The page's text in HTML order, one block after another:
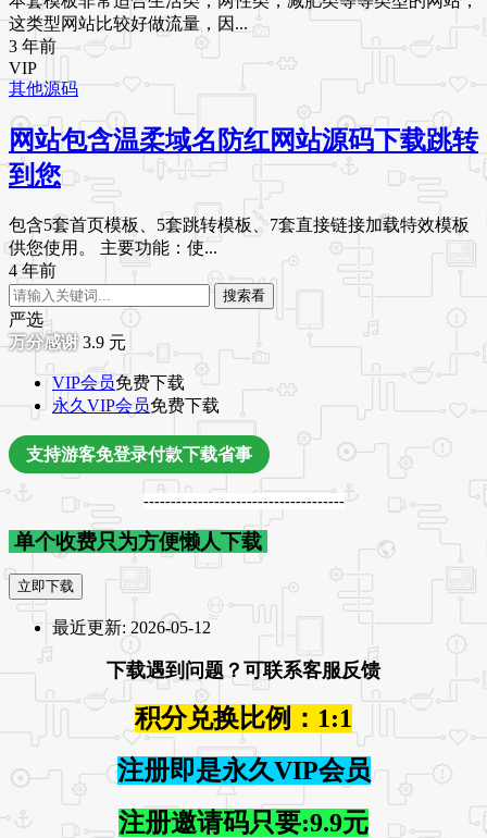
这类型网站比较好做流量，因...
3 年前
VIP
其他源码
网站包含温柔域名防红网站源码下载跳转
到您
包含5套首页模板、5套跳转模板、7套直接链接加载特效模板
供您使用。 主要功能：使...
4 年前
搜索看
严选
3.9 元
VIP会员免费下载
永久VIP会员免费下载
支持游客免登录付款下载省事
-------------------------------------
单个收费只为方便懒人下载
立即下载
最近更新: 2026-05-12
下载遇到问题？可联系客服反馈
积分兑换比例：1:1
注册即是永久VIP会员
注册邀请码只要:9.9元